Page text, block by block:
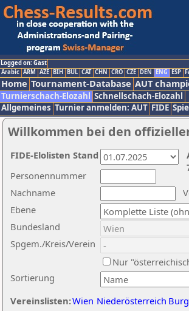
Logged on: Gast
Arabic ARM AZE BIH BUL CAT CHN CRO CZE DEN ENG ESP
Home Tournament-Database AUT
Turnierschach-Elozahl Schnellschach-Elozahl
Allgemeines Turnier anmelden: AUT FIDE
Willkommen bei den
Nachname
Ebene
Sortierung
Personennummer
Bundesland
Spgem./Kreis/Verein
Nur
Vereinslisten:Wien Niederösterreich
FIDE-Elolisten Stand